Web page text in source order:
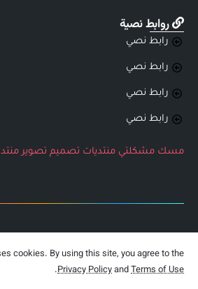
روابط نصية
رابط نصي
رابط نصي
رابط نصي
رابط نصي
مسك مشكلتي منتديات تصميم تصوير
cookies. By using this site, you agree to the
Privacy PolicyandTerms of Use
.